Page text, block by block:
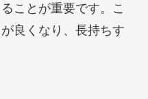
ことが重要です。こ
良くなり、長持ちす